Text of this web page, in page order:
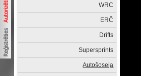
WRC
ERČ
Drifts
Supersprints
Autošoseja